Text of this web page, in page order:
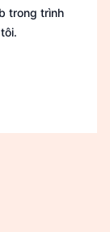
trong trình